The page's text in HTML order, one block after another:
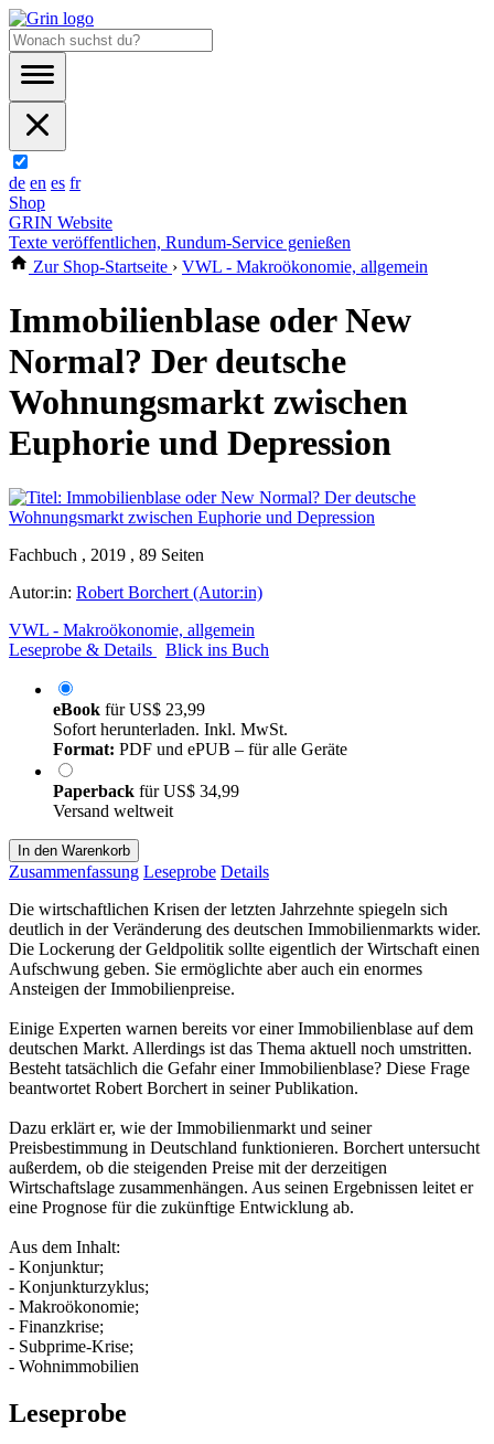
de en es fr
Shop
GRIN Website
Texte veröffentlichen, Rundum-Service genießen
Zur Shop-Startseite › VWL - Makroökonomie, allgemein
Immobilienblase oder New
Normal? Der deutsche
Wohnungsmarkt zwischen
Euphorie und Depression
Fachbuch , 2019 , 89 Seiten
Autor:in: Robert Borchert (Autor:in)
VWL - Makroökonomie, allgemein
Leseprobe & Details
Blick ins Buch
eBook fürUS$ 23,99
Sofort herunterladen. Inkl. MwSt.
Format: PDF und ePUB – für alle Geräte
Paperback fürUS$ 34,99
Versand weltweit
In den Warenkorb
Zusammenfassung Leseprobe Details
Die wirtschaftlichen Krisen der letzten Jahrzehnte spiegeln sich
deutlich in der Veränderung des deutschen Immobilienmarkts wider.
Die Lockerung der Geldpolitik sollte eigentlich der Wirtschaft einen
Aufschwung geben. Sie ermöglichte aber auch ein enormes
Ansteigen der Immobilienpreise.
Einige Experten warnen bereits vor einer Immobilienblase auf dem
deutschen Markt. Allerdings ist das Thema aktuell noch umstritten.
Besteht tatsächlich die Gefahr einer Immobilienblase? Diese Frage
beantwortet Robert Borchert in seiner Publikation.
Dazu erklärt er, wie der Immobilienmarkt und seiner
Preisbestimmung in Deutschland funktionieren. Borchert untersucht
außerdem, ob die steigenden Preise mit der derzeitigen
Wirtschaftslage zusammenhängen. Aus seinen Ergebnissen leitet er
eine Prognose für die zukünftige Entwicklung ab.
Aus dem Inhalt:
- Konjunktur;
- Konjunkturzyklus;
- Makroökonomie;
- Finanzkrise;
- Subprime-Krise;
- Wohnimmobilien
Leseprobe